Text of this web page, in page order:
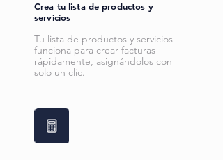
Crea tu lista de productos y
servicios
Tu lista de productos y servicios
funciona para crear facturas
rápidamente, asignándolos con
solo un clic.